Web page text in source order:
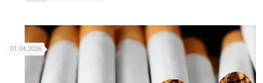
01.04.2026